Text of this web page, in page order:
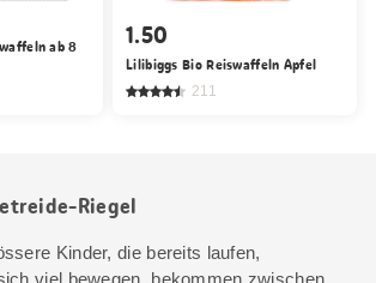
ab 8
1.50
Lilibiggs Bio Reiswaffeln Apfel
211
Riegel
Kinder, die bereits laufen,
viel bewegen, bekommen zwischen